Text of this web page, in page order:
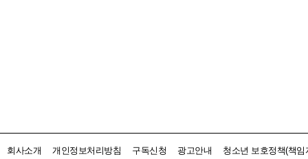
회사소개 개인정보처리방침 구독신청 광고안내 청소년 보호정책(책임